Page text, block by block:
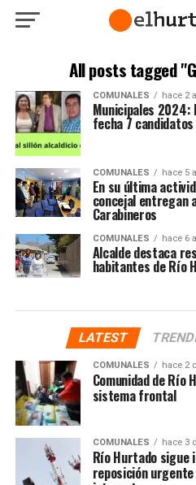
All posts tagged
COMUNALES hace 2
Municipales
fecha 7
COMUNALES hace 5
En su última
concejal entregan
Carabineros
COMUNALES hace 6
Alcalde destaca
habitantes de Río
LATEST
COMUNALES hace 2
Comunidad de
sistema frontal
COMUNALES hace 3
Río Hurtado sigue
reposición